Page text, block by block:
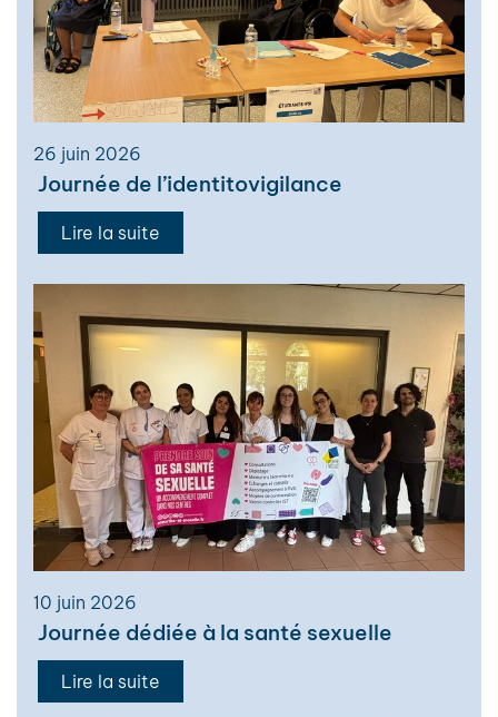
26 juin 2026
Journée de l’identitovigilance
Lire la suite
10 juin 2026
Journée dédiée à la santé sexuelle
Lire la suite